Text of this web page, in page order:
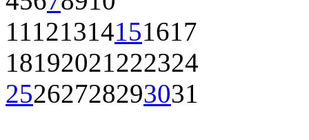
11121314151617
18192021222324
25262728293031